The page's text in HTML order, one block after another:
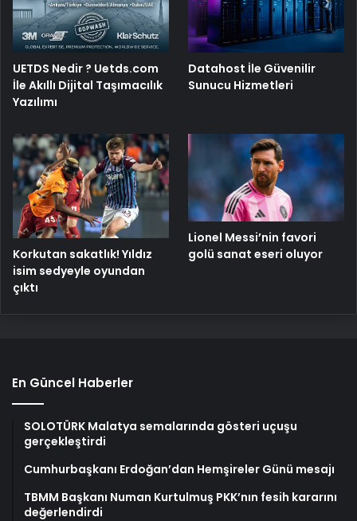
UETDS Nedir ? Uetds.com
İle Akıllı Dijital Taşımacılık
Yazılımı
Datahost İle Güvenilir
Sunucu Hizmetleri
Korkutan sakatlık! Yıldız
isim sedyeyle oyundan
çıktı
Lionel Messi’nin favori
golü sanat eseri oluyor
En Güncel Haberler
SOLOTÜRK Malatya semalarında gösteri uçuşu
gerçekleştirdi
Cumhurbaşkanı Erdoğan’dan Hemşireler Günü mesajı
TBMM Başkanı Numan Kurtulmuş PKK’nın fesih kararını
değerlendirdi